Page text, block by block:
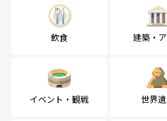
飲食 建築・
イベント・観戦 世界